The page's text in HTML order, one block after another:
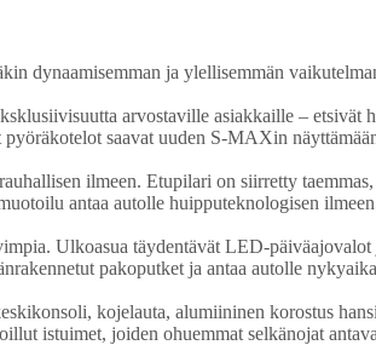
dynaamisemman ja ylellisemmän
arvostaville asiakkaille – etsivät
saavat uuden S-MAXin
ilmeen. Etupilari on siirretty
antaa autolle huipputeknologisen
Ulkoasua täydentävät LED-
pakoputket ja antaa autolle
kojelauta, alumiininen korostus
istuimet, joiden ohuemmat selkänojat